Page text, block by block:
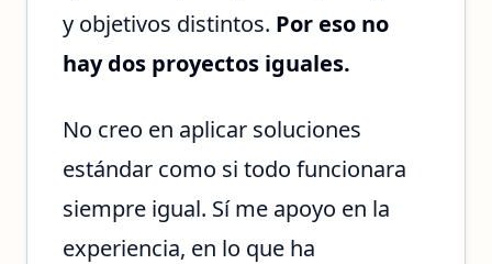
y objetivos distintos. Por eso no
hay dos proyectos iguales.
No creo en aplicar soluciones
estándar como si todo funcionara
siempre igual. Sí me apoyo en la
experiencia, en lo que ha